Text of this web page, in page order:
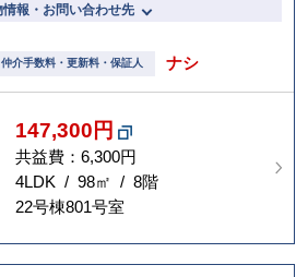
情報・お問い合わせ先
介手数料・更新料・保証人 ナシ
147,300円
共益費：6,300円
4LDK / 98㎡ / 8階
22号棟801号室